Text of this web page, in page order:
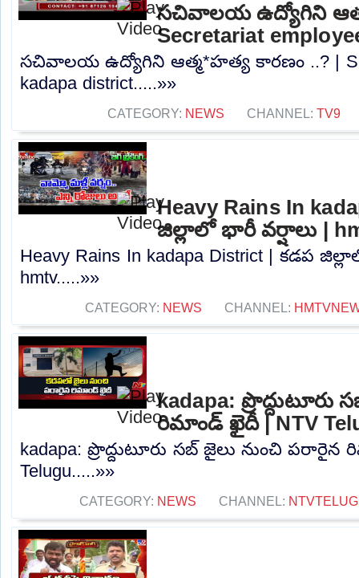
సచివాలయ ఉద్యోగిని
Secretariat
సచివాలయ ఉద్యోగిని ఆత్మ*హత్య కారణం ..? |
kadapa district.....»»
CATEGORY: NEWS CHANNEL: TV9
Heavy Rains In
జిల్లాలో భారీ వర్షాలు |
Heavy Rains In kadapa District | కడప
hmtv.....»»
CATEGORY: NEWS CHANNEL:
kadapa: ప్రొద్దుటూరు
రిమాండ్ ఖైదీ | NTV
kadapa: ప్రొద్దుటూరు సబ్ జైలు నుంచి
Telugu.....»»
CATEGORY: NEWS CHANNEL: